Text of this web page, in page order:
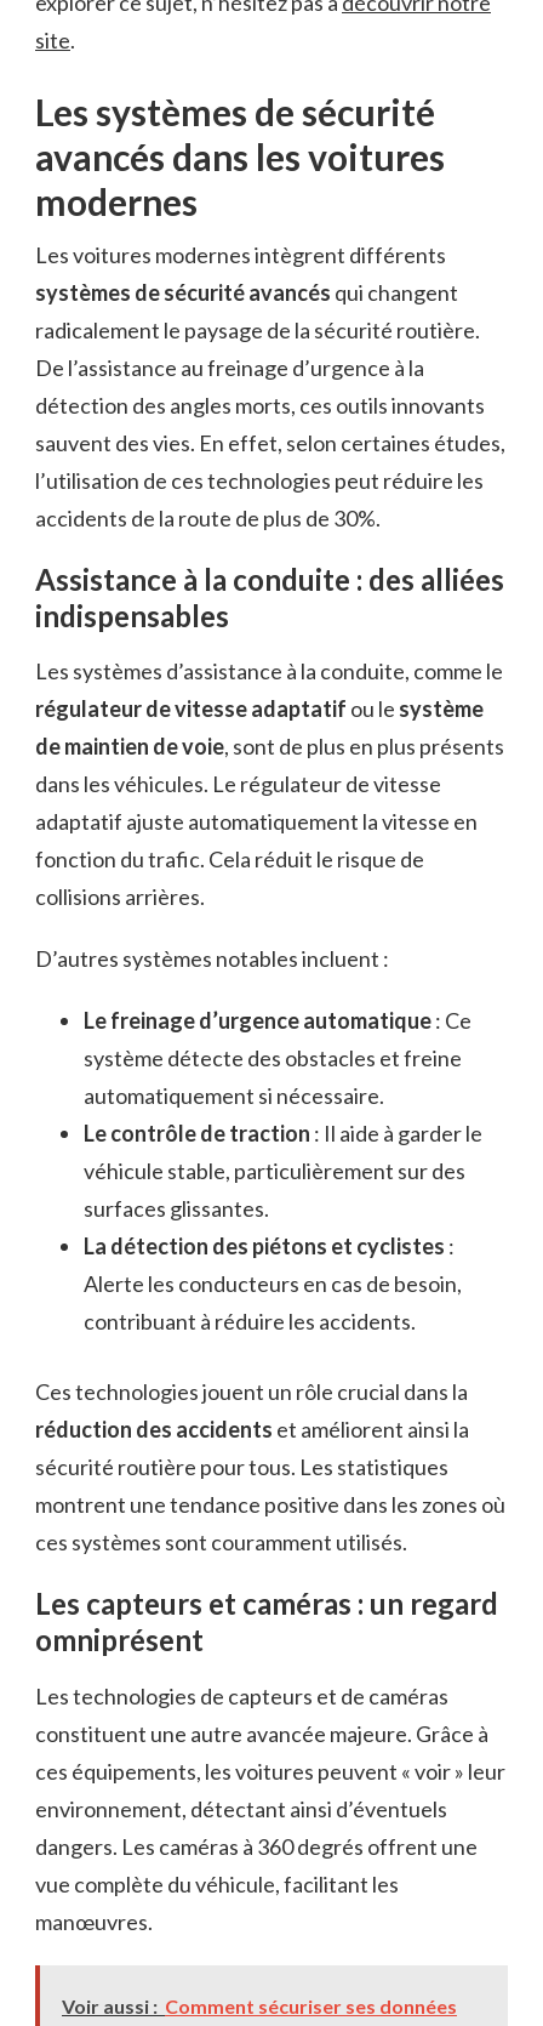
site.
Les systèmes de sécurité
avancés dans les voitures
modernes
Les voitures modernes intègrent différents
systèmes de sécurité avancés qui changent
radicalement le paysage de la sécurité routière.
De l’assistance au freinage d’urgence à la
détection des angles morts, ces outils innovants
sauvent des vies. En effet, selon certaines études,
l’utilisation de ces technologies peut réduire les
accidents de la route de plus de 30%.
Assistance à la conduite : des alliées
indispensables
Les systèmes d’assistance à la conduite, comme le
régulateur de vitesse adaptatif ou le système
de maintien de voie, sont de plus en plus présents
dans les véhicules. Le régulateur de vitesse
adaptatif ajuste automatiquement la vitesse en
fonction du trafic. Cela réduit le risque de
collisions arrières.
D’autres systèmes notables incluent :
Le freinage d’urgence automatique: Ce
système détecte des obstacles et freine
automatiquement si nécessaire.
Le contrôle de traction : Il aide à garder le
véhicule stable, particulièrement sur des
surfaces glissantes.
La détection des piétons et cyclistes :
Alerte les conducteurs en cas de besoin,
contribuant à réduire les accidents.
Ces technologies jouent un rôle crucial dans la
réduction des accidents et améliorent ainsi la
sécurité routière pour tous. Les statistiques
montrent une tendance positive dans les zones où
ces systèmes sont couramment utilisés.
Les capteurs et caméras : un regard
omniprésent
Les technologies de capteurs et de caméras
constituent une autre avancée majeure. Grâce à
ces équipements, les voitures peuvent « voir » leur
environnement, détectant ainsi d’éventuels
dangers. Les caméras à 360 degrés offrent une
vue complète du véhicule, facilitant les
manœuvres.
Voir aussi : Comment sécuriser ses données